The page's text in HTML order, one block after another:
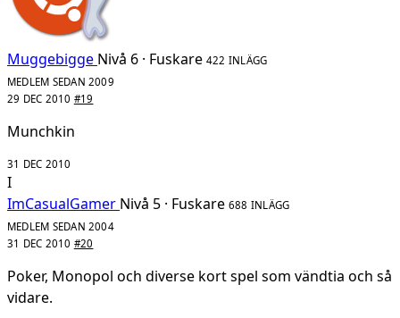
Muggebigge Nivå 6 · Fuskare 422 INLÄGG
MEDLEM SEDAN 2009
29 DEC 2010 #19
Munchkin
31 DEC 2010
I
ImCasualGamer Nivå 5 · Fuskare 688 INLÄGG
MEDLEM SEDAN 2004
31 DEC 2010 #20
Poker, Monopol och diverse kort spel som vändtia och så
vidare.